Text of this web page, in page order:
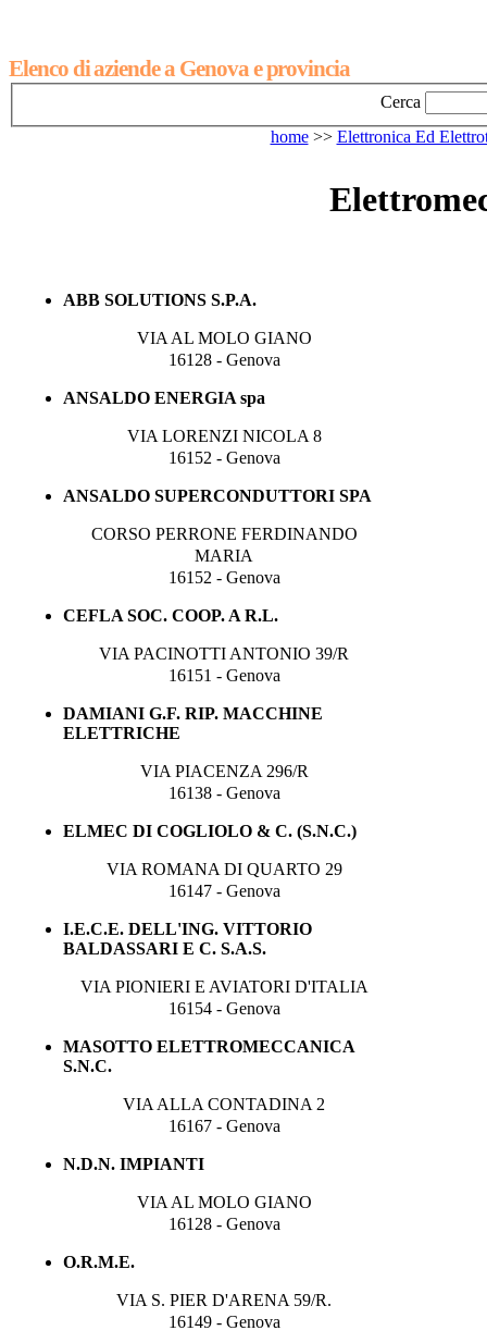
Elenco di aziende a Genova e provincia
Cerca
home>> Elettronica Ed
ABB SOLUTIONS S.P.A.
VIA AL MOLO GIANO
16128 - Genova
ANSALDO ENERGIA spa
VIA LORENZI NICOLA 8
16152 - Genova
ANSALDO SUPERCONDUTTORI SPA
CORSO PERRONE FERDINANDO
MARIA
16152 - Genova
CEFLA SOC. COOP. A R.L.
VIA PACINOTTI ANTONIO 39/R
16151 - Genova
DAMIANI G.F. RIP. MACCHINE
ELETTRICHE
VIA PIACENZA 296/R
16138 - Genova
ELMEC DI COGLIOLO & C. (S.N.C.)
VIA ROMANA DI QUARTO 29
16147 - Genova
I.E.C.E. DELL'ING. VITTORIO
BALDASSARI E C. S.A.S.
VIA PIONIERI E AVIATORI D'ITALIA
16154 - Genova
MASOTTO ELETTROMECCANICA
S.N.C.
VIA ALLA CONTADINA 2
16167 - Genova
N.D.N. IMPIANTI
VIA AL MOLO GIANO
16128 - Genova
O.R.M.E.
VIA S. PIER D'ARENA 59/R.
16149 - Genova